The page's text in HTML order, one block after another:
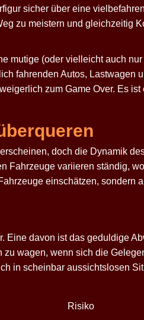
sicher über eine
zu meistern und gleichzeitig
mutige (oder vielleicht auch
fahrenden Autos, Lastwagen
zum Game Over. Es
doch die Dynamik
Fahrzeuge variieren ständig,
einschätzen, sondern
Eine davon ist das geduldige
wagen, wenn sich die
in scheinbar aussichtslosen
Risiko